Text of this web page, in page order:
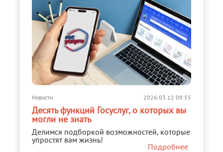
Новости 2026.03.12 09:55
Десять функций Госуслуг, о которых вы
могли не знать
Делимся подборкой возможностей, которые
упростят вам жизнь!
Подробнее